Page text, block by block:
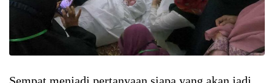
Sempat menjadi pertanyaan siapa yang akan jadi